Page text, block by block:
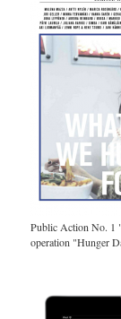
Public Action No. 1
operation "Hunger